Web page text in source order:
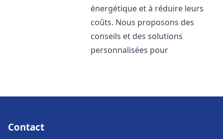
énergétique et à réduire leurs
coûts. Nous proposons des
conseils et des solutions
personnalisées pour
Contact